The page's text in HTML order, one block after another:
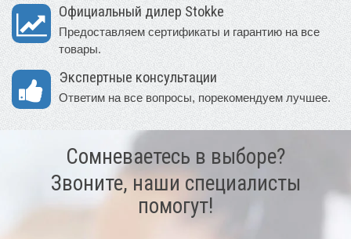
Официальный дилер Stokke
Предоставляем сертификаты и гарантию на все
товары.
Экспертные консультации
Ответим на все вопросы, порекомендуем лучшее.
Сомневаетесь в выборе?
Звоните, наши специалисты
помогут!